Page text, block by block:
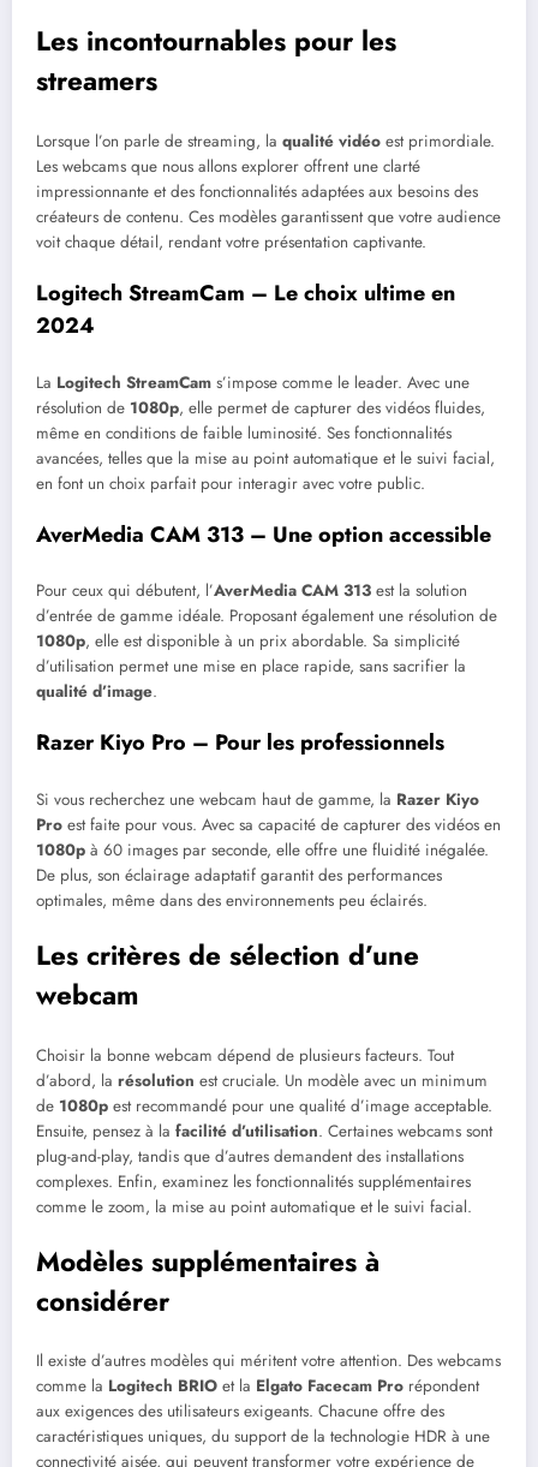
Les incontournables pour les
streamers
Lorsque l’on parle de streaming, la qualité vidéo est primordiale.
Les webcams que nous allons explorer offrent une clarté
impressionnante et des fonctionnalités adaptées aux besoins des
créateurs de contenu. Ces modèles garantissent que votre audience
voit chaque détail, rendant votre présentation captivante.
Logitech StreamCam – Le choix ultime en
2024
La Logitech StreamCam s’impose comme le leader. Avec une
résolution de 1080p, elle permet de capturer des vidéos fluides,
même en conditions de faible luminosité. Ses fonctionnalités
avancées, telles que la mise au point automatique et le suivi facial,
en font un choix parfait pour interagir avec votre public.
AverMedia CAM 313 – Une option accessible
Pour ceux qui débutent, l’AverMedia CAM 313 est la solution
d’entrée de gamme idéale. Proposant également une résolution de
1080p, elle est disponible à un prix abordable. Sa simplicité
d’utilisation permet une mise en place rapide, sans sacrifier la
qualité d’image.
Razer Kiyo Pro – Pour les professionnels
Si vous recherchez une webcam haut de gamme, la Razer Kiyo
Pro est faite pour vous. Avec sa capacité de capturer des vidéos en
1080p à 60 images par seconde, elle offre une fluidité inégalée.
De plus, son éclairage adaptatif garantit des performances
optimales, même dans des environnements peu éclairés.
Les critères de sélection d’une
webcam
Choisir la bonne webcam dépend de plusieurs facteurs. Tout
d’abord, la résolution est cruciale. Un modèle avec un minimum
de 1080p est recommandé pour une qualité d’image acceptable.
Ensuite, pensez à la facilité d’utilisation. Certaines webcams sont
plug-and-play, tandis que d’autres demandent des installations
complexes. Enfin, examinez les fonctionnalités supplémentaires
comme le zoom, la mise au point automatique et le suivi facial.
Modèles supplémentaires à
considérer
Il existe d’autres modèles qui méritent votre attention. Des webcams
comme la Logitech BRIO et la Elgato Facecam Pro répondent
aux exigences des utilisateurs exigeants. Chacune offre des
caractéristiques uniques, du support de la technologie HDR à une
connectivité aisée, qui peuvent transformer votre expérience de